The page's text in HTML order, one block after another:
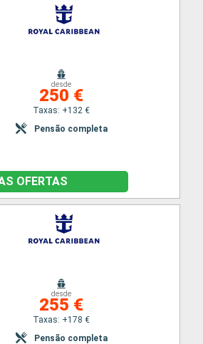
desde
250 €
Taxas: +132 €
Pensão completa
OFERTAS
desde
255 €
Taxas: +178 €
Pensão completa